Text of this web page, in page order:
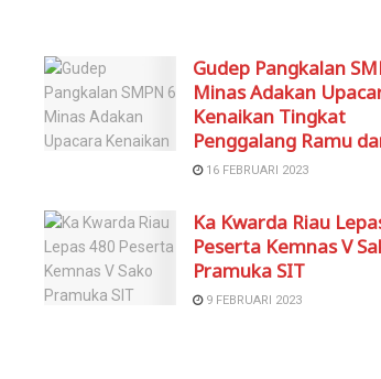
Gudep Pangkalan
Minas Adakan
Kenaikan Tingkat
Penggalang Ramu
16 FEBRUARI 2023
Ka Kwarda Riau
Peserta Kemnas V
Pramuka SIT
9 FEBRUARI 2023